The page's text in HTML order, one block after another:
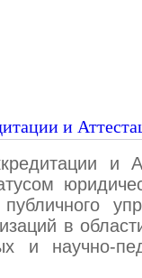
и
и
в
и научно-